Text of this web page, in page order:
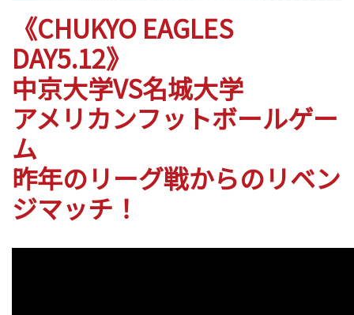
《CHUKYO EAGLES
DAY5.12》
中京大学VS名城大学
アメリカンフットボールゲー
ム
昨年のリーグ戦からのリベン
ジマッチ！